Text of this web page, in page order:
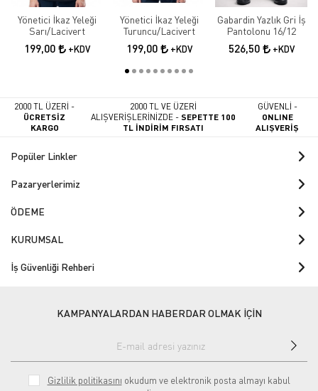
Yönetici İkaz Yeleği
Sarı/Lacivert
199,00 +KDV
Yönetici İkaz Yeleği
Turuncu/Lacivert
199,00 +KDV
Gabardin Yazlık Gri İş
Pantolonu 16/12
526,50 +KDV
2000 TL ÜZERİ -
ÜCRETSİZ
KARGO
2000 TL VE ÜZERİ
ALIŞVERİŞLERİNİZDE -SEPETTE 100
TL İNDİRİM FIRSATI
GÜVENLİ -
ONLINE
ALIŞVERİŞ
Popüler Linkler
Pazaryerlerimiz
ÖDEME
KURUMSAL
İş Güvenliği Rehberi
KAMPANYALARDAN HABERDAR OLMAK İÇİN
Gizlilik politikasını okudum ve elektronik posta almayı kabul